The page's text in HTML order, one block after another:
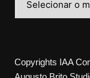
Copyrights IAA